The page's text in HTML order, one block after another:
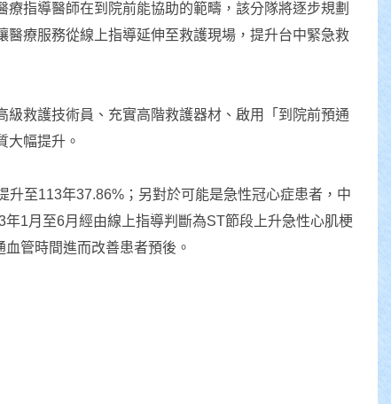
指導醫師在到院前能協助的範疇，該分隊將逐步規劃
療服務從線上指導延伸至救護現場，提升台中緊急救
救護技術員、充實高階救護器材、啟用「到院前預通
大幅提升。
至113年37.86%；另對於可能是急性冠心症患者，中
1月至6月經由線上指導判斷為ST節段上升急性心肌梗
管時間進而改善患者預後。